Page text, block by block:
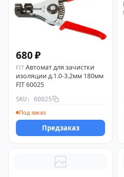
680 ₽
FIT Автомат для зачистки
изоляции д.1.0-3.2мм 180мм
FIT 60025
SKU: 60025
Под заказ
Предзаказ